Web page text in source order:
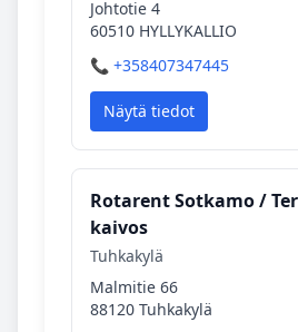
Johtotie 4
60510 HYLLYKALLIO
📞 +358407347445
Näytä tiedot
Rotarent Sotkamo /
kaivos
Tuhkakylä
Malmitie 66
88120 Tuhkakylä